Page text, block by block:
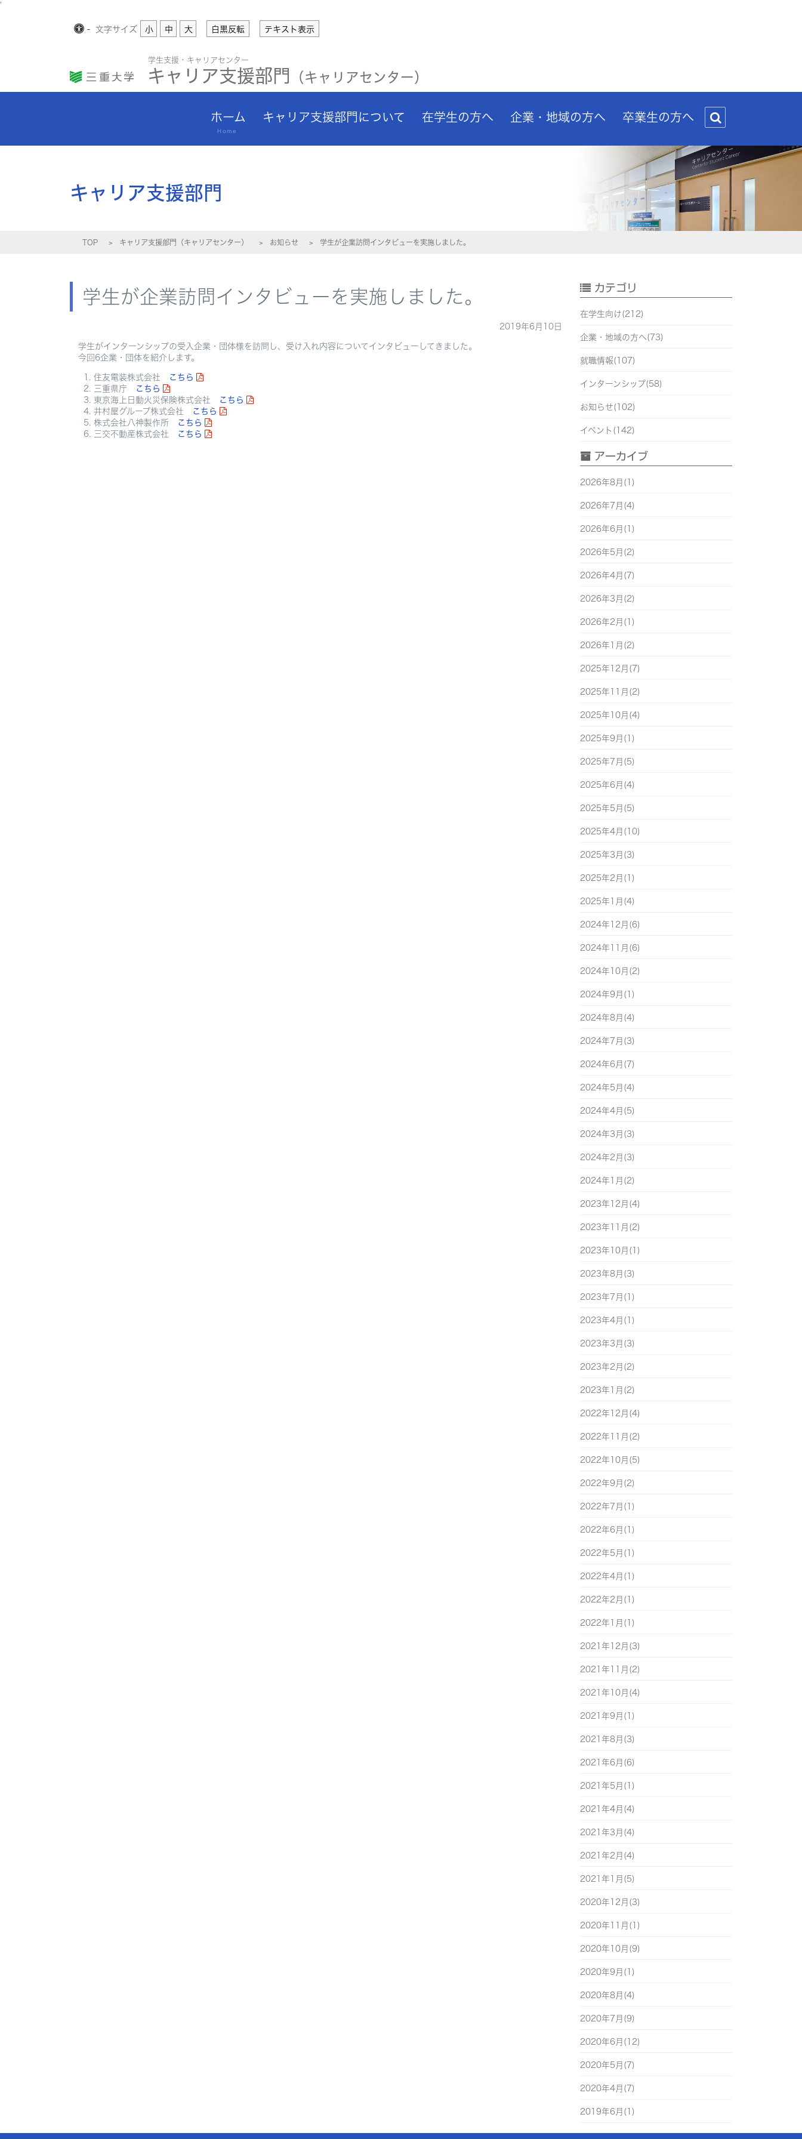
'
- 文字サイズ 小 中 大 白黒反転 テキスト表示
学生支援・キャリアセンター
キャリア支援部門 （キャリアセンター）
ホーム
Home
キャリア支援部門について 在学生の方へ 企業・地域の方へ 卒業生の方へ
キャリア支援部門
TOP キャリア支援部門（キャリアセンター） お知らせ 学生が企業訪問インタビューを実施しました。
学生が企業訪問インタビューを実施しました。
2019年6月10日
学生がインターンシップの受入企業・団体様を訪問し、受け入れ内容についてインタビューしてきました。
今回6企業・団体を紹介します。
住友電装株式会社
こちら
三重県庁
こちら
東京海上日動火災保険株式会社
こちら
井村屋グループ株式会社
こちら
株式会社八神製作所
こちら
三交不動産株式会社
こちら
カテゴリ
在学生向け(212)
企業・地域の方へ(73)
就職情報(107)
インターンシップ(58)
お知らせ(102)
イベント(142)
アーカイブ
2026年8月(1)
2026年7月(4)
2026年6月(1)
2026年5月(2)
2026年4月(7)
2026年3月(2)
2026年2月(1)
2026年1月(2)
2025年12月(7)
2025年11月(2)
2025年10月(4)
2025年9月(1)
2025年7月(5)
2025年6月(4)
2025年5月(5)
2025年4月(10)
2025年3月(3)
2025年2月(1)
2025年1月(4)
2024年12月(6)
2024年11月(6)
2024年10月(2)
2024年9月(1)
2024年8月(4)
2024年7月(3)
2024年6月(7)
2024年5月(4)
2024年4月(5)
2024年3月(3)
2024年2月(3)
2024年1月(2)
2023年12月(4)
2023年11月(2)
2023年10月(1)
2023年8月(3)
2023年7月(1)
2023年4月(1)
2023年3月(3)
2023年2月(2)
2023年1月(2)
2022年12月(4)
2022年11月(2)
2022年10月(5)
2022年9月(2)
2022年7月(1)
2022年6月(1)
2022年5月(1)
2022年4月(1)
2022年2月(1)
2022年1月(1)
2021年12月(3)
2021年11月(2)
2021年10月(4)
2021年9月(1)
2021年8月(3)
2021年6月(6)
2021年5月(1)
2021年4月(4)
2021年3月(4)
2021年2月(4)
2021年1月(5)
2020年12月(3)
2020年11月(1)
2020年10月(9)
2020年9月(1)
2020年8月(4)
2020年7月(9)
2020年6月(12)
2020年5月(7)
2020年4月(7)
2019年6月(1)